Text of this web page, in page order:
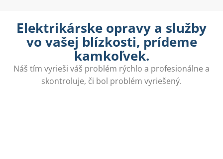
Elektrikárske opravy a služby
vo vašej blízkosti, prídeme
kamkoľvek.
Náš tím vyrieši váš problém rýchlo a profesionálne a
skontroluje, či bol problém vyriešený.